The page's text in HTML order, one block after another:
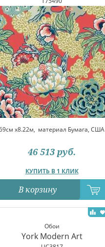
x8.22м, материал Бумага, США
КУПИТЬ В 1 КЛИК
46 513 руб.
В корзину
Обои
York Modern Art